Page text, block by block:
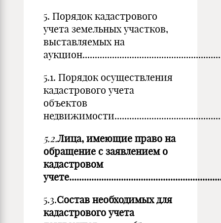
5. Порядок кадастрового
учета земельных участков,
выставляемых на
5.1. Порядок осуществления
кадастрового учета
объектов
5.2.Лица, имеющие право на
обращение с заявлением о
кадастровом
5.3.Состав необходимых для
кадастрового учета